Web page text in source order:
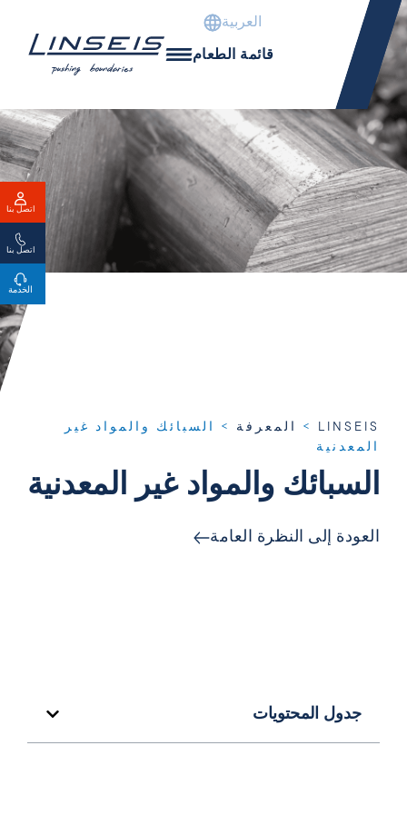
العربية
قائمة الطعام
LINSEIS
> المعرفة >
السبائك والمواد غير
المعدنية
السبائك والمواد غير المعدنية
العودة إلى النظرة العامة
جدول المحتويات
اتصل بنا
اتصل بنا
الخدمة